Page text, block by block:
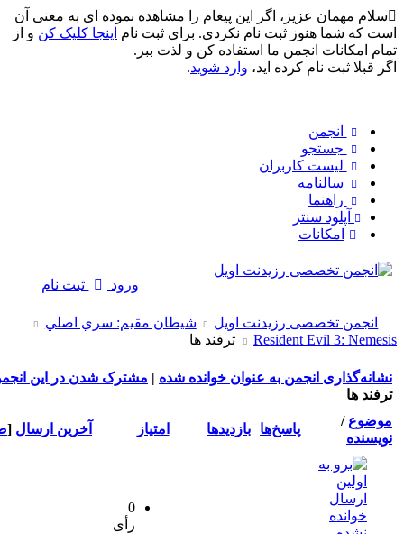
عزیز، اگر این پیغام را مشاهده نموده ای به معنی آن
شما هنوز ثبت نام نکردی. برای ثبت نام اینجا کلیک کنو از
انجمن ما استفاده کن و لذت ببر.
ثبت نام کرده اید،وارد شوید .
انجمن
جستجو
لیست کاربران
سالنامه
راهنما
آپلود سنتر
امکانات
ثبت نام
تخصصی رزیدنت اویل
شيطان مقيم: سري اصلي
Resident Evil 3:
ترفند ها
انجمن به عنوان خوانده شده|مشترک شدن در این انجمن
/
پاسخ‌ها بازدید‌ها امتیاز آخرین ارسال [ صعودی]